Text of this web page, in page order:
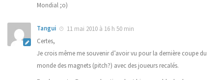
Mondial ;o)
Tangui
11 mai 2010 à 16 h 50 min
Certes,
Je crois même me souvenir d’avoir vu pour la dernière coupe du
monde des magnets (pitch?) avec des joueurs recalés.